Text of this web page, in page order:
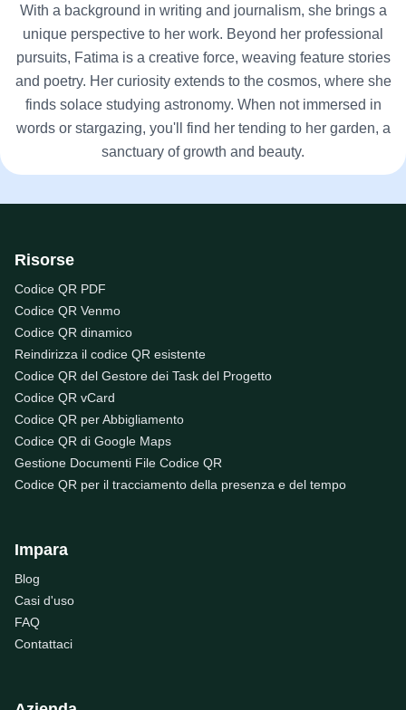
With a background in writing and journalism, she brings a
unique perspective to her work. Beyond her professional
pursuits, Fatima is a creative force, weaving feature stories
and poetry. Her curiosity extends to the cosmos, where she
finds solace studying astronomy. When not immersed in
words or stargazing, you'll find her tending to her garden, a
sanctuary of growth and beauty.
Risorse
Codice QR PDF
Codice QR Venmo
Codice QR dinamico
Reindirizza il codice QR esistente
Codice QR del Gestore dei Task del Progetto
Codice QR vCard
Codice QR per Abbigliamento
Codice QR di Google Maps
Gestione Documenti File Codice QR
Codice QR per il tracciamento della presenza e del tempo
Impara
Blog
Casi d'uso
FAQ
Contattaci